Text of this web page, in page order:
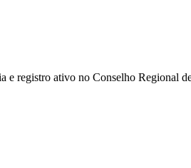
registro ativo no Conselho Regional